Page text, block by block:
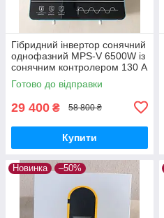
Гібридний інвертор сонячний
однофазний MPS-V 6500W із
сонячним контролером 130 A
MPPT 6.5 кВт 48В скляний
сенсорний екран
Готово до відправки
29 400 ₴ 58 800 ₴
Купити
Новинка –50%